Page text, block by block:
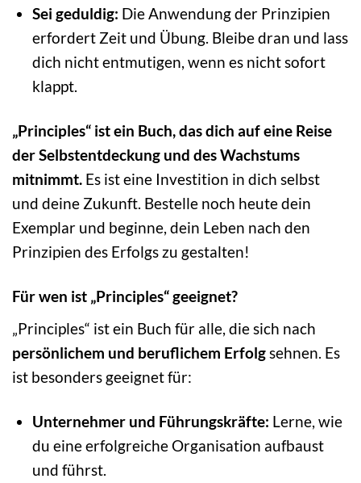
Sei geduldig: Die Anwendung der Prinzipien
erfordert Zeit und Übung. Bleibe dran und lass
dich nicht entmutigen, wenn es nicht sofort
klappt.
„Principles“ ist ein Buch, das dich auf eine Reise
der Selbstentdeckung und des Wachstums
mitnimmt. Es ist eine Investition in dich selbst
und deine Zukunft. Bestelle noch heute dein
Exemplar und beginne, dein Leben nach den
Prinzipien des Erfolgs zu gestalten!
Für wen ist „Principles“ geeignet?
„Principles“ ist ein Buch für alle, die sich nach
persönlichem und beruflichem Erfolgsehnen. Es
ist besonders geeignet für:
Unternehmer und Führungskräfte: Lerne, wie
du eine erfolgreiche Organisation aufbaust
und führst.